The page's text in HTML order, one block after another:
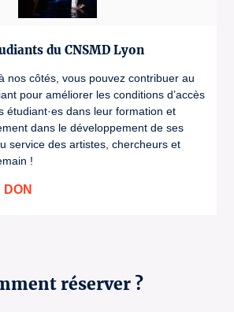
du CNSMD Lyon
nos côtés, vous pouvez contribuer au
pour améliorer les conditions d’accès
étudiant·es dans leur formation et
dans le développement de ses
service des artistes, chercheurs et
!
DON
réserver ?